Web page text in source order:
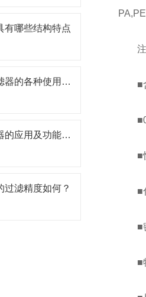
有哪些结构特点
不锈钢多袋式过滤器的各种使用技巧总结
实验室正压过滤器的应用及功能分享
过滤精度如何？
注：
■含
■快
■化
■密
■特